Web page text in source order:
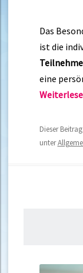
Das
ist die
eine
Dieser
unter